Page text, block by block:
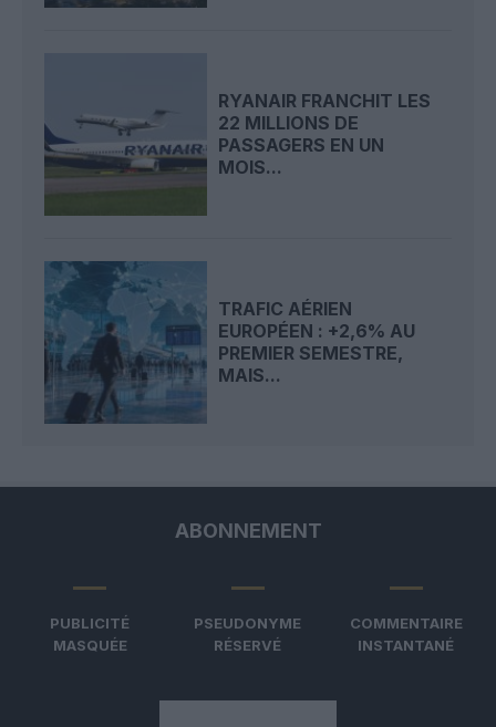
RYANAIR FRANCHIT LES
22 MILLIONS DE
PASSAGERS EN UN
MOIS...
TRAFIC AÉRIEN
EUROPÉEN : +2,6% AU
PREMIER SEMESTRE,
MAIS...
ABONNEMENT
PUBLICITÉ
MASQUÉE
PSEUDONYME
RÉSERVÉ
COMMENTAIRE
INSTANTANÉ